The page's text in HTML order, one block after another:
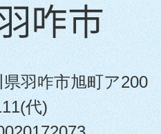
羽咋市旭町ア200
代)